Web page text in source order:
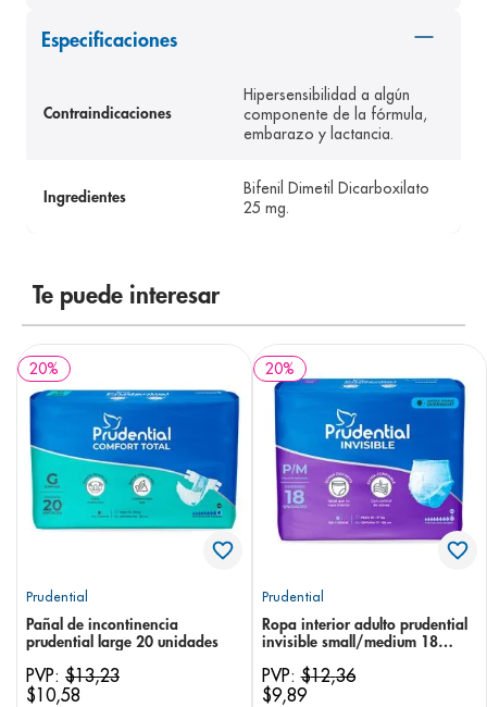
Especificaciones
Contraindicaciones
Hipersensibilidad a algún
componente de la fórmula,
embarazo y lactancia.
Ingredientes
Bifenil Dimetil Dicarboxilato
25 mg.
Te puede interesar
20%
Prudential
Pañal de incontinencia
prudential large 20 unidades
PVP: $13,23
$10,58
20%
Prudential
Ropa interior adulto prudential
invisible small/medium 18
PVP:$12,36
$9,89